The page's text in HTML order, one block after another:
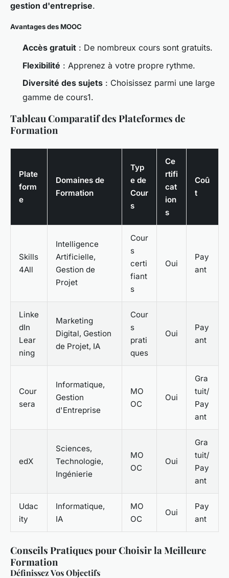
gestion d'entreprise.
Avantages des MOOC
Accès gratuit : De nombreux cours sont gratuits.
Flexibilité : Apprenez à votre propre rythme.
Diversité des sujets : Choisissez parmi une large
gamme de cours1.
Tableau Comparatif des Plateformes de
Formation
Plate
form
e
Domaines de
Formation
Typ
e de
Cour
s
Ce
rtifi
cat
ion
s
Coû
t
Skills
4All
Intelligence
Artificielle,
Gestion de
Projet
Cour
s
certi
fiant
s
Oui
Pay
ant
Linke
dIn
Lear
ning
Marketing
Digital, Gestion
de Projet, IA
Cour
s
prati
ques
Oui
Pay
ant
Cour
sera
Informatique,
Gestion
d'Entreprise
MO
OC
Oui
Gra
tuit/
Pay
ant
edX
Sciences,
Technologie,
Ingénierie
MO
OC
Oui
Gra
tuit/
Pay
ant
Udac
ity
Informatique,
IA
MO
OC
Oui
Pay
ant
Conseils Pratiques pour Choisir la Meilleure
Formation
Définissez Vos Objectifs